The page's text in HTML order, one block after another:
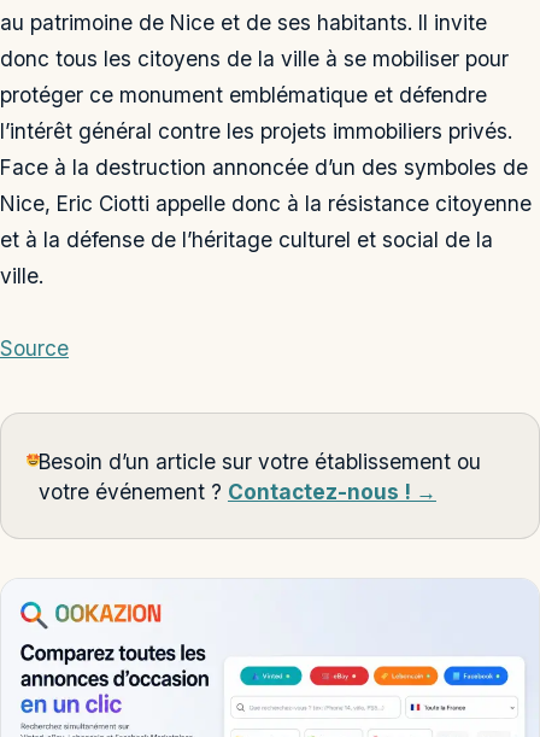
au patrimoine de Nice et de ses habitants. Il invite
donc tous les citoyens de la ville à se mobiliser pour
protéger ce monument emblématique et défendre
l’intérêt général contre les projets immobiliers privés.
Face à la destruction annoncée d’un des symboles de
Nice, Eric Ciotti appelle donc à la résistance citoyenne
et à la défense de l’héritage culturel et social de la
ville.
Source
Besoin d’un article sur votre établissement ou
votre événement ? Contactez-nous ! →